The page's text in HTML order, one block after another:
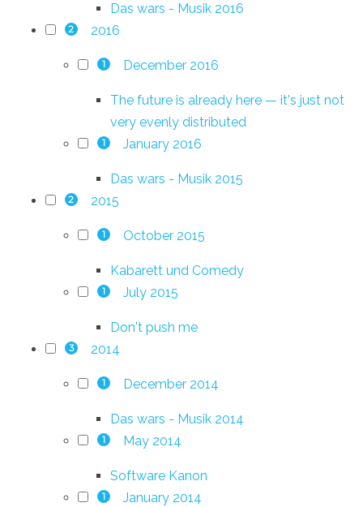
Das wars - Musik 2016
2 2016
1 December 2016
The future is already here — it's just not
very evenly distributed
1 January 2016
Das wars - Musik 2015
2 2015
1 October 2015
Kabarett und Comedy
1 July 2015
Don't push me
3 2014
1 December 2014
Das wars - Musik 2014
1 May 2014
Software Kanon
1 January 2014